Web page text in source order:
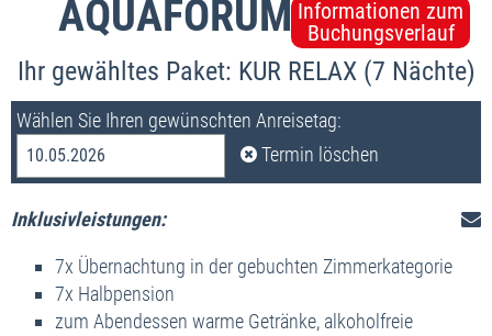
AQUAFORUMInformationen zum
Buchungsverlauf
Ihr gewähltes Paket: KUR RELAX (7 Nächte)
Wählen Sie Ihren gewünschten Anreisetag:
10.05.2026 Termin löschen
Inklusivleistungen:
7x Übernachtung in der gebuchten Zimmerkategorie
7x Halbpension
zum Abendessen warme Getränke, alkoholfreie